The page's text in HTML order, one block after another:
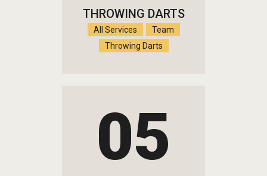
THROWING DARTS
All Services
Team
Throwing Darts
05